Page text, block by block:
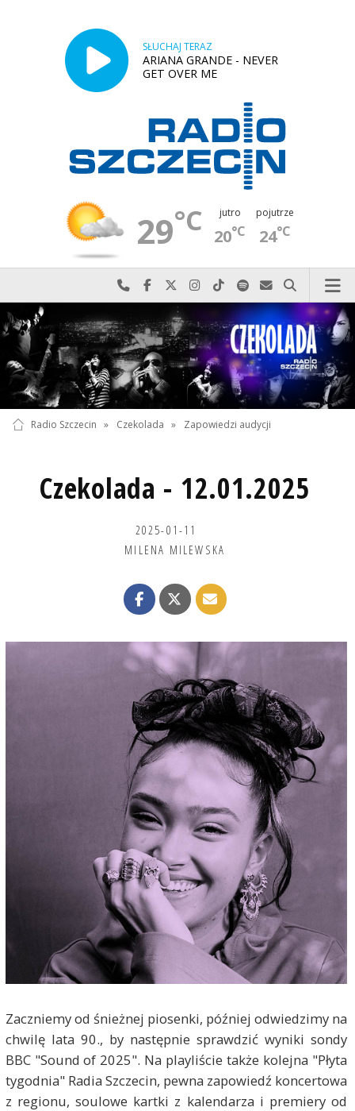
SŁUCHAJ TERAZ
ARIANA GRANDE - NEVER
GET OVER ME
29°C jutro
20°C
pojutrze
24°C
Najlepiej po prostu do nas zadzwoń
Odwiedź nas na Facebook-u
Odwiedź nas na X
Odwiedź nas na Instagram-ie
Odwiedź nas na TikTok-u
Szukaj nas na Spotify
Wyślij do nas
Szukaj
Radio Szczecin » Czekolada » Zapowiedzi audycji
Czekolada - 12.01.2025
2025-01-11
MILENA MILEWSKA
Zaczniemy od śnieżnej piosenki, później odwiedzimy na
chwilę lata 90., by następnie sprawdzić wyniki sondy
BBC "Sound of 2025". Na playliście także kolejna "Płyta
tygodnia" Radia Szczecin, pewna zapowiedź koncertowa
z regionu, soulowe kartki z kalendarza i premiery od